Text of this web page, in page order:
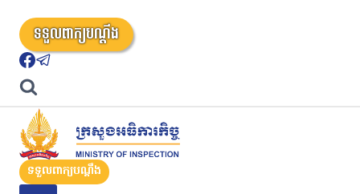
ទទួលពាក្យបណ្តឹង
ទទួលពាក្យបណ្តឹង